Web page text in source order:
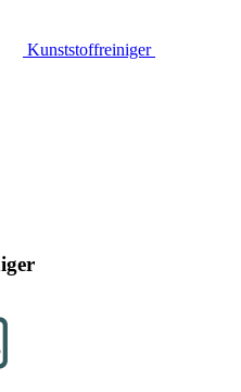
Kunststoffreiniger